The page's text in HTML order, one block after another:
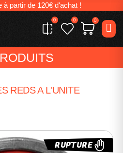
à partir de 120€ d'achat !
0 0 0
REDS A L'UNITE
RUPTURE